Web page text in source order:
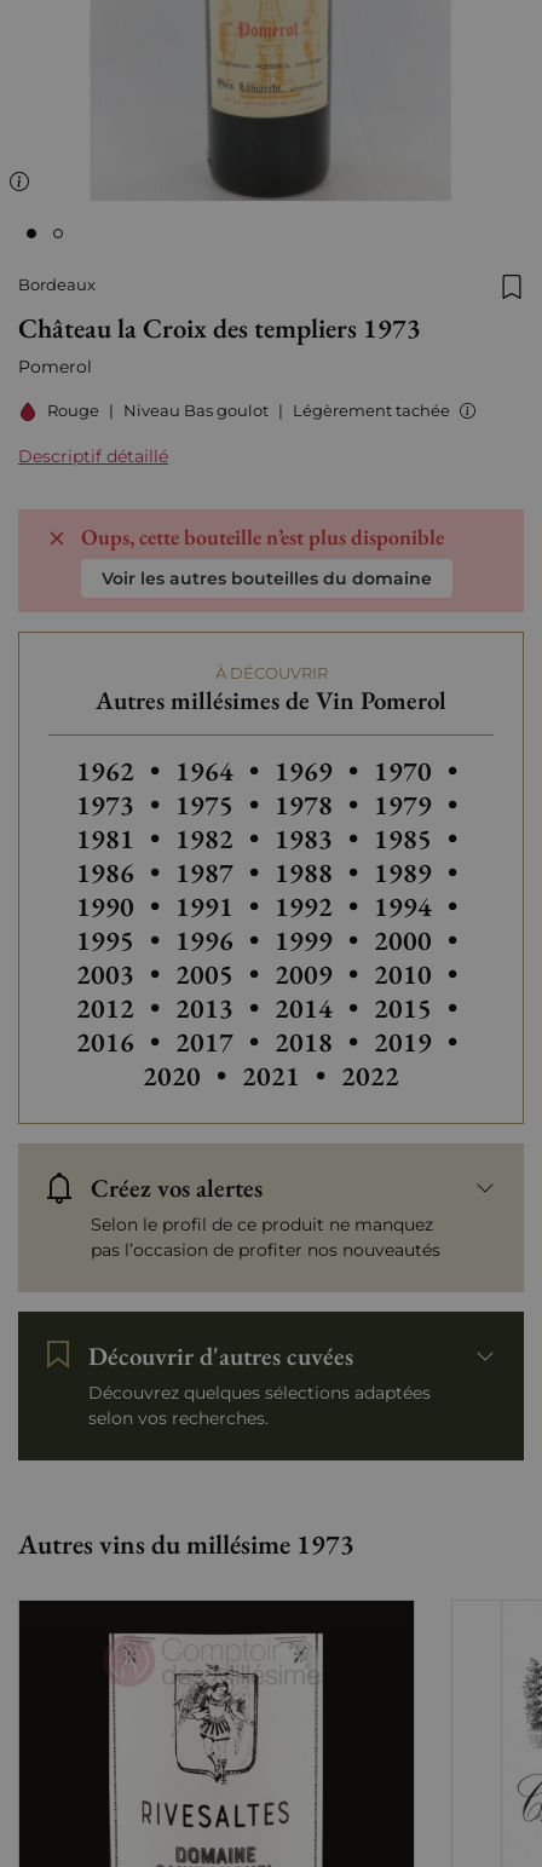
Bordeaux
Château la Croix des templiers 1973
Pomerol
Rouge | Niveau Bas goulot | Légèrement tachée
Descriptif détaillé
Oups, cette bouteille n’est plus disponible
Voir les autres bouteilles du domaine
À DÉCOUVRIR
Autres millésimes de Vin Pomerol
Autres millésimes de Vin Pomerol
1962 • Autres millésimes de Vin
1964 • Autres millésimes de
1969 • 1970 •
1973 • Autres millésimes de Vin
1975 • Autres millésimes de
1978 • Autres
1979 •
1981 • 1982 • 1983 • Autres
1985 •
1986 • Autres millésimes de Vin
1987 • 1988 • 1989 •
1990 • Autres millésimes de Vin
1991 • Autres millésimes de
1992 • 1994 •
1995 • 1996 • Autres millésimes de
1999 • 2000 •
2003 • Autres millésimes de Vin
2005 • 2009 • 2010 •
2012 • Autres millésimes de Vin
2013 • Autres millésimes de
2014 • 2015 •
2016 • 2017 • Autres millésimes de
2018 • 2019 •
2020 • 2021 • Autres
2022
Créez vos alertes
Selon le profil de ce produit ne manquez
pas l’occasion de profiter nos nouveautés
Découvrir d'autres cuvées
Découvrez quelques sélections adaptées
selon vos recherches.
Autres vins du millésime 1973